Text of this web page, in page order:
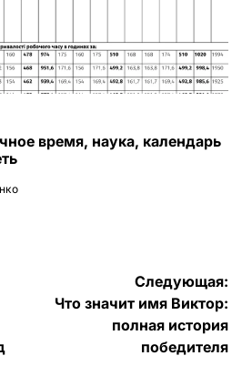
время, наука, календарь
Следующая:
Что значит имя Виктор:
полная история
победителя